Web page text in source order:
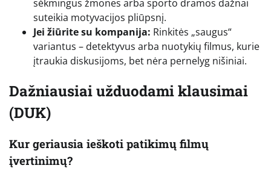
sėkmingus žmones arba sporto dramos dažnai
suteikia motyvacijos pliūpsnį.
Jei žiūrite su kompanija: Rinkitės „saugus“
variantus – detektyvus arba nuotykių filmus, kurie
įtraukia diskusijoms, bet nėra pernelyg nišiniai.
Dažniausiai užduodami klausimai
(DUK)
Kur geriausia ieškoti patikimų filmų
įvertinimų?